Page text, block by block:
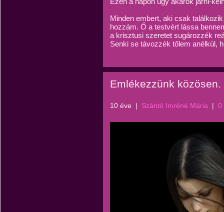
Minden embert, aki csak
hozzám. Ő a testvért lássa
a krisztusi szeretet sugározzék
Senki se távozzék tőlem anélkül,
Emlékezzünk közösen.
10 éve | Szántó Imréné Mária | 0